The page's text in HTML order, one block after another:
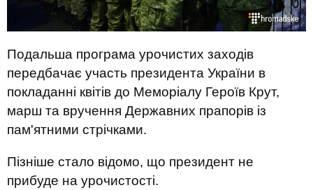
Подальша програма урочистих заходів
передбачає участь президента України в
покладанні квітів до Меморіалу Героїв Крут,
марш та вручення Державних прапорів із
пам'ятними стрічками.
Пізніше стало відомо, що президент не
прибуде на урочистості.